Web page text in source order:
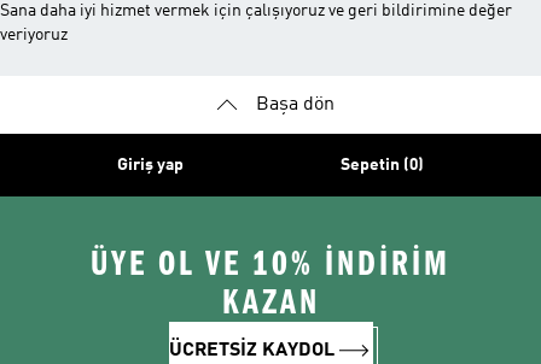
Sana daha iyi hizmet vermek için çalışıyoruz ve geri bildirimine değer
veriyoruz
Başa dön
Giriş yap Sepetin (0)
ÜYE OL VE 10% İNDİRİM
KAZAN
ÜCRETSİZ KAYDOL